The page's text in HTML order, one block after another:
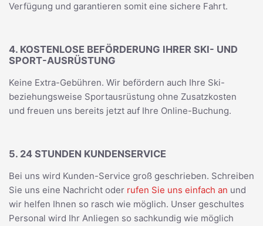
Verfügung und garantieren somit eine sichere Fahrt.
4. KOSTENLOSE BEFÖRDERUNG IHRER SKI- UND
SPORT-AUSRÜSTUNG
Keine Extra-Gebühren. Wir befördern auch Ihre Ski-
beziehungsweise Sportausrüstung ohne Zusatzkosten
und freuen uns bereits jetzt auf Ihre Online-Buchung.
5. 24 STUNDEN KUNDENSERVICE
Bei uns wird Kunden-Service groß geschrieben. Schreiben
Sie uns eine Nachricht oder rufen Sie uns einfach an und
wir helfen Ihnen so rasch wie möglich. Unser geschultes
Personal wird Ihr Anliegen so sachkundig wie möglich